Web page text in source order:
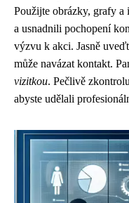
Použijte obrázky, grafy a
a usnadnili pochopení
výzvu k akci. Jasně
může navázat kontakt.
vizitkou. Pečlivě
abyste udělali